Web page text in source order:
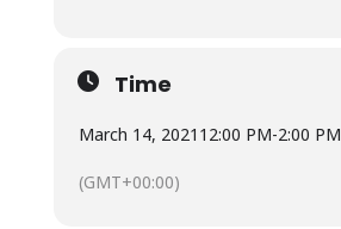
Time
March 14, 2021 12:00 PM-2:00 PM
(GMT+00:00)